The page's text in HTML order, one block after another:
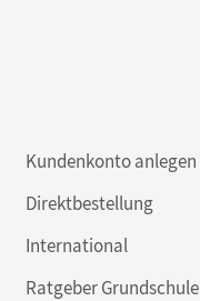
Kundenkonto anlegen
Direktbestellung
International
Ratgeber Grundschule